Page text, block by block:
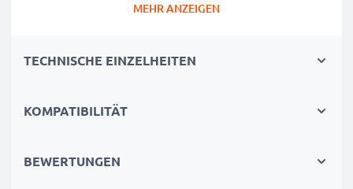
✔ Schnelle Datenübertragung - Aufnahmen,
✔ Aktuelle Version 2.0 für hohe Datenraten -
MEHR ANZEIGEN
TECHNISCHE EINZELHEITEN
KOMPATIBILITÄT
BEWERTUNGEN